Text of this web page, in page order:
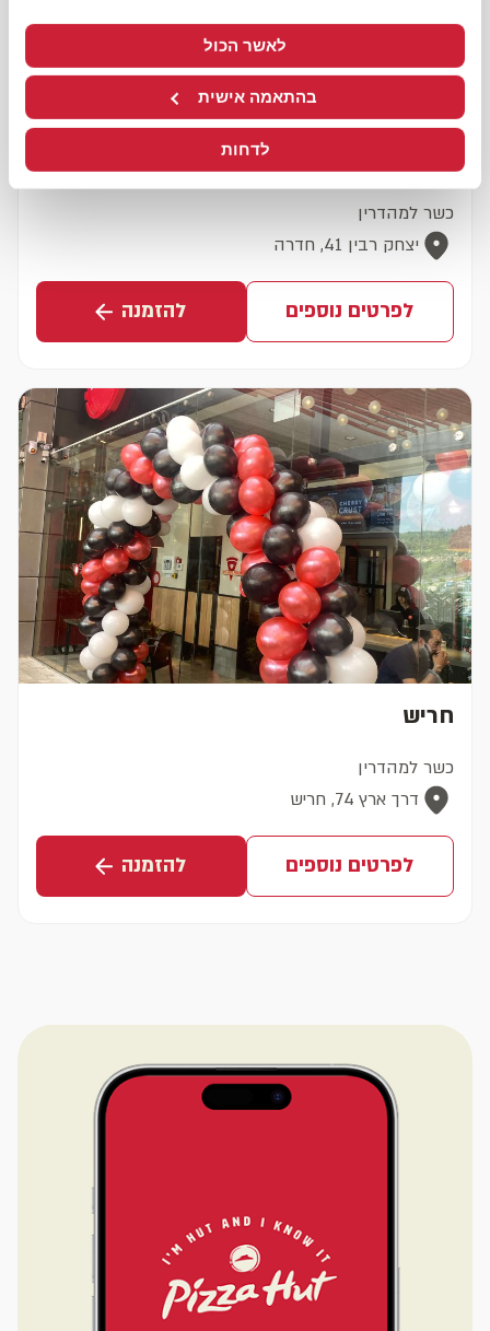
לאשר הכול
בהתאמה אישית
לדחות
כשר למהדרין
יצחק רבין 41, חדרה
לפרטים נוספים להזמנה
חריש
כשר למהדרין
דרך ארץ 74, חריש
לפרטים נוספים להזמנה